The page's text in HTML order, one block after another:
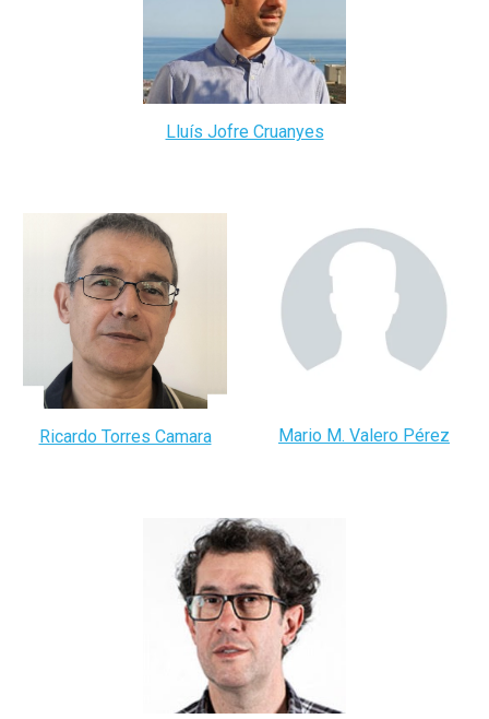
Lluís Jofre Cruanyes
Ricardo Torres Camara Mario M. Valero Pérez